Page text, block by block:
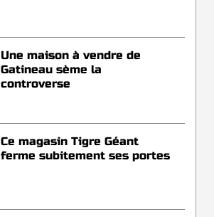
Une maison à vendre de
Gatineau sème la
controverse
Ce magasin Tigre Géant
ferme subitement ses portes